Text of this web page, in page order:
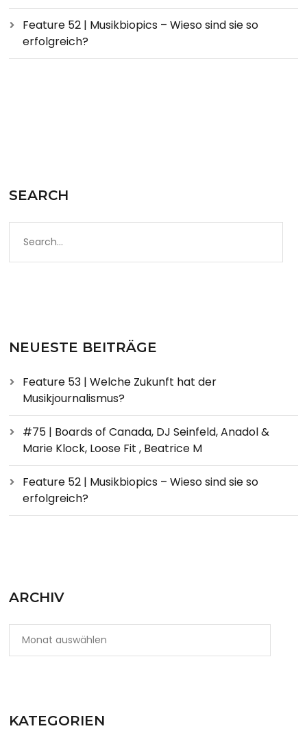
Feature 52 | Musikbiopics – Wieso sind sie so
erfolgreich?
SEARCH
NEUESTE BEITRÄGE
Feature 53 | Welche Zukunft hat der
Musikjournalismus?
#75 | Boards of Canada, DJ Seinfeld, Anadol &
Marie Klock, Loose Fit , Beatrice M
Feature 52 | Musikbiopics – Wieso sind sie so
erfolgreich?
ARCHIV
KATEGORIEN